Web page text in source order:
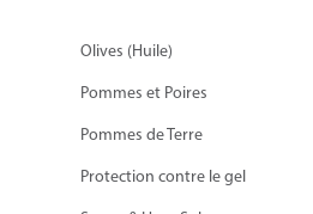
Olives (Huile)
Pommes et Poires
Pommes de Terre
Protection contre le gel